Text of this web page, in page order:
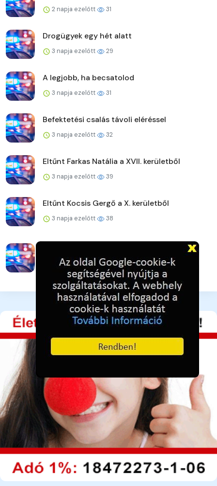
2 napja ezelőtt 31
Drogügyek egy hét alatt
3 napja ezelőtt 29
A legjobb, ha becsatolod
3 napja ezelőtt 31
Befektetési csalás távoli eléréssel
3 napja ezelőtt 32
Eltűnt Farkas Natália a XVII. kerületből
3 napja ezelőtt 39
Eltűnt Kocsis Gergő a X. kerületből
3 napja ezelőtt 38
Egymást követték a lopások, gyorsan kézre
3 napja ezelőtt 38